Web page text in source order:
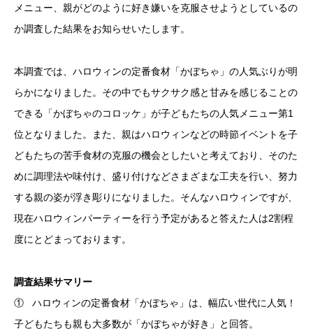
メニュー、親がどのように好き嫌いを克服させようとしているの
か調査した結果をお知らせいたします。
本調査では、ハロウィンの定番食材「かぼちゃ」の人気ぶりが明
らかになりました。その中でもサクサク感と甘みを感じることの
できる「かぼちゃのコロッケ」が子どもたちの人気メニュー第1
位となりました。また、親はハロウィンなどの時節イベントを子
どもたちの苦手食材の克服の機会としたいと考えており、そのた
めに調理法や味付け、盛り付けなどさまざまな工夫を行い、努力
する親の姿が浮き彫りになりました。そんなハロウィンですが、
現在ハロウィンパーティーを行う予定があると答えた人は2割程
度にとどまっております。
調査結果サマリー
① ハロウィンの定番食材「かぼちゃ」は、幅広い世代に人気！
子どもたちも親も大多数が「かぼちゃが好き」と回答。